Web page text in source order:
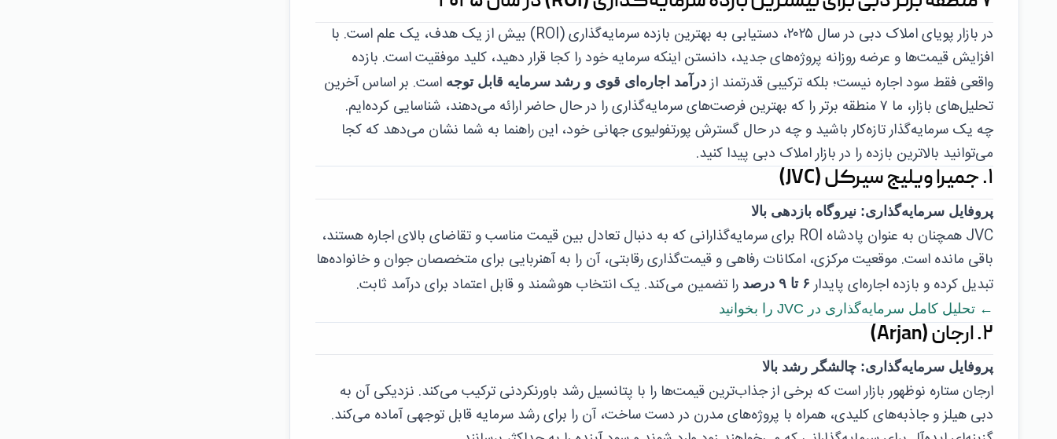
در بازار پویای املاک دبی در سال ۲۰۲۵، دستیابی به بهترین بازده سرمایه‌گذاری (ROI) بیش از یک هدف، یک علم است. با
افزایش قیمت‌ها و عرضه روزانه پروژه‌های جدید، دانستن اینکه سرمایه خود را کجا قرار دهید، کلید موفقیت است. بازده
واقعی فقط سود اجاره نیست؛ بلکه ترکیبی قدرتمند از درآمد اجاره‌ای قوی و رشد سرمایه قابل توجه است. بر اساس آخرین
تحلیل‌های بازار، ما ۷ منطقه برتر را که بهترین فرصت‌های سرمایه‌گذاری را در حال حاضر ارائه می‌دهند، شناسایی کرده‌ایم.
چه یک سرمایه‌گذار تازه‌کار باشید و چه در حال گسترش پورتفولیوی جهانی خود، این راهنما به شما نشان می‌دهد که کجا
می‌توانید بالاترین بازده را در بازار املاک دبی پیدا کنید.
۱. جمیرا ویلیج سیرکل (JVC)
پروفایل سرمایه‌گذاری: نیروگاه بازدهی بالا
JVC همچنان به عنوان پادشاه ROI برای سرمایه‌گذارانی که به دنبال تعادل بین قیمت مناسب و تقاضای بالای اجاره هستند،
باقی مانده است. موقعیت مرکزی، امکانات رفاهی و قیمت‌گذاری رقابتی، آن را به آهنربایی برای متخصصان جوان و خانواده‌ها
تبدیل کرده و بازده اجاره‌ای پایدار ۶ تا ۹ درصد را تضمین می‌کند. یک انتخاب هوشمند و قابل اعتماد برای درآمد ثابت.
← تحلیل کامل سرمایه‌گذاری در JVC را بخوانید
۲. ارجان (Arjan)
پروفایل سرمایه‌گذاری: چالشگر رشد بالا
ارجان ستاره نوظهور بازار است که برخی از جذاب‌ترین قیمت‌ها را با پتانسیل رشد باورنکردنی ترکیب می‌کند. نزدیکی آن به
دبی هیلز و جاذبه‌های کلیدی، همراه با پروژه‌های مدرن در دست ساخت، آن را برای رشد سرمایه قابل توجهی آماده می‌کند.